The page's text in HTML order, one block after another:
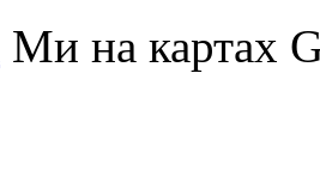
Ми на картах